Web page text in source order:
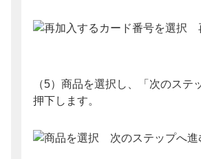
（5）商品を選択し、「次のステ
押下します。